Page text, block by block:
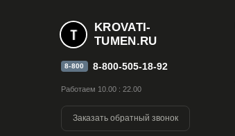
KROVATI-
TUMEN.RU
8-800 8-800-505-18-92
Работаем 10.00 : 22.00
Заказать обратный звонок